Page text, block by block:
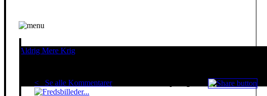
Aldrig Mere Krig
< Se alle KommentarerRed klimaet - stop krigen!